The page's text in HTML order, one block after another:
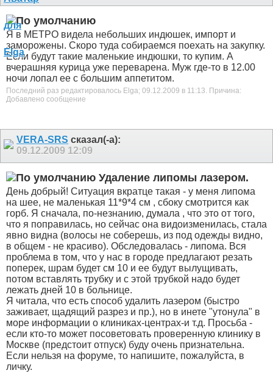
Я в МЕТРО видела небольших индюшек, импорт и
заморожены. Скоро туда собираемся поехать на закупку.
Если будут такие маленькие индюшки, то купим. А
вчерашняя курица уже переварена. Муж где-то в 12.00
ночи лопал ее с большим аппетитом.
Последний раз редактировалось Elga; 09.12.2009 в 11:13 Причина:
Добавлено сообщение
VERA-SRS сказал(-а):
09.12.2009 12:09
Удаление липомы лазером.
День добрый! Ситуация вкратце такая - у меня липома
на шее, не маленькая 11*9*4 см , сбоку смотрится как
горб. Я сначала, по-незнанию, думала , что это от того,
что я поправилась, но сейчас она видоизменилась, стала
явно видна (волосы не соберешь, из под одежды видно,
в общем - не красиво). Обследовалась - липома. Вся
проблема в том, что у нас в городе предлагают резать
поперек, шрам будет см 10 и ее будут вылущивать,
потом вставлять трубку и с этой трубкой надо будет
лежать дней 10 в больнице.
Я читала, что есть способ удалить лазером (быстро
заживает, щадящий разрез и пр.), но в инете "утонула" в
море информации о клиниках-центрах-и т.д. Просьба -
если кто-то может посоветовать проверенную клинику в
Москве (предстоит отпуск) буду очень признательна.
Если нельзя на форуме, то напишите, пожалуйста, в
личку.